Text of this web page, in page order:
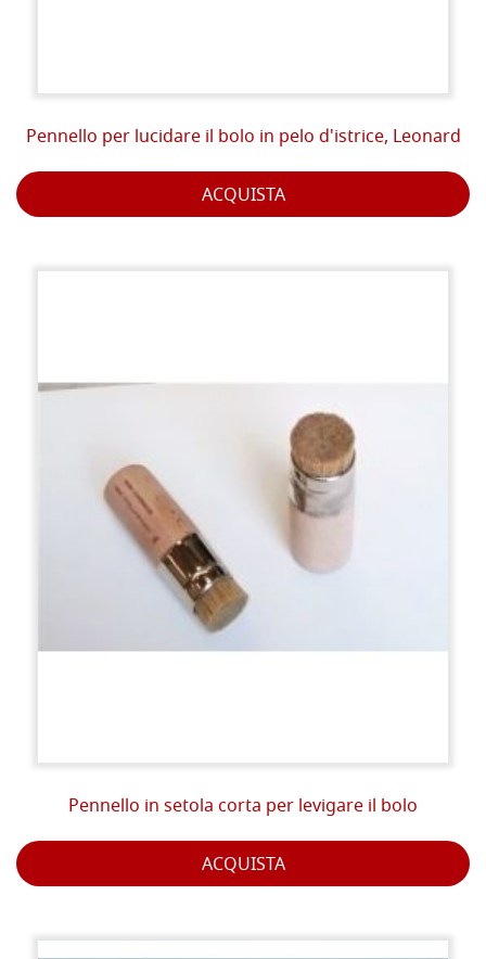
Pennello per lucidare il bolo in pelo d'istrice, Leonard
ACQUISTA
Pennello in setola corta per levigare il bolo
ACQUISTA